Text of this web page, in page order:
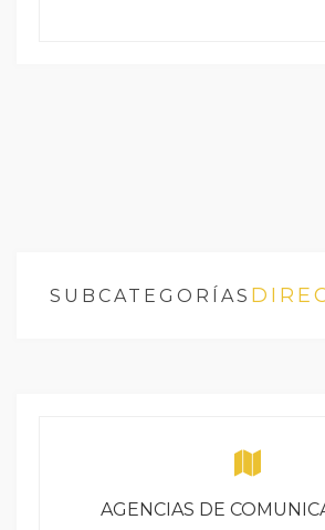
SUBCATEGORÍAS
AGENCIAS DE